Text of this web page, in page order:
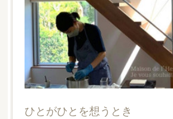
ひとがひとを想うとき